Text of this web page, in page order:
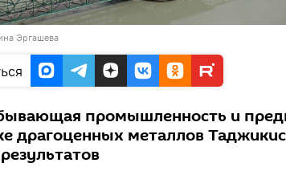
Эргашева
промышленность и
драгоценных металлов